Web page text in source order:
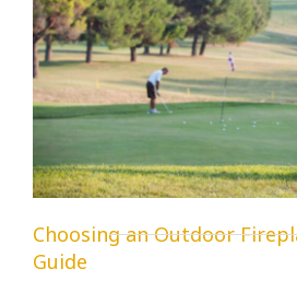
Choosing an Outdoor
Guide